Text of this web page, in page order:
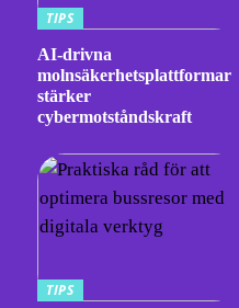
TIPS
AI-drivna
molnsäkerhetsplattformar
stärker
cybermotståndskraft
TIPS